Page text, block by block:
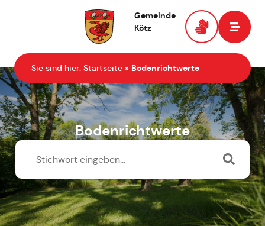
Gemeinde
Kötz
Sie sind hier: Startseite » Bodenrichtwerte
Bodenrichtwerte